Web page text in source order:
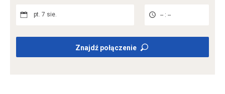
pt. 7 sie. -- : --
Znajdź połączenie